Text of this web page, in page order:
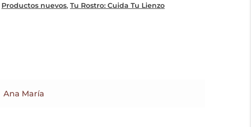
Productos nuevos, Tu Rostro: Cuida Tu Lienzo
Ana María